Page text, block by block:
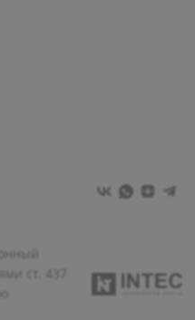
ст. 437